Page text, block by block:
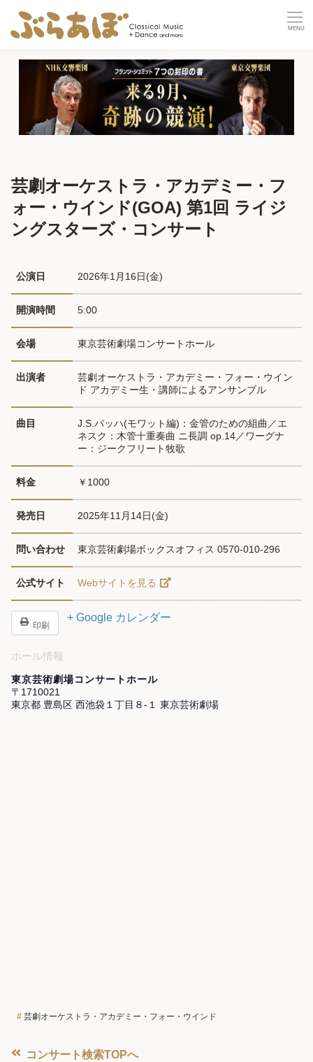
芸劇オーケストラ・アカデミー・フ
ォー・ウインド(GOA) 第1回 ライジ
ングスターズ・コンサート
公演日 2026年1月16日(金)
開演時間 5:00
会場 東京芸術劇場コンサートホール
出演者
芸劇オーケストラ・アカデミー・フォー・ウイン
ド アカデミー生・講師によるアンサンブル
曲目
J.S.バッハ(モワット編)：金管のための組曲／エ
ネスク：木管十重奏曲 ニ長調 op.14／ワーグナ
ー：ジークフリート牧歌
料金 ￥1000
発売日 2025年11月14日(金)
問い合わせ 東京芸術劇場ボックスオフィス 0570-010-296
公式サイト Webサイトを見る
印刷
+ Google カレンダー
ホール情報
東京芸術劇場コンサートホール
〒1710021
東京都 豊島区 西池袋１丁目８-１ 東京芸術劇場
芸劇オーケストラ・アカデミー・フォー・ウインド
コンサート検索TOPへ